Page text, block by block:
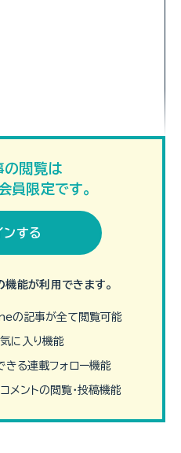
業でFPとして活動する人が増え
志向の高まりなどで、FPが活躍
。副業としてFPを始める…（続き
の閲覧は
員限定です。
ンする
機能が利用できます。
記事が全て閲覧可能
に入り機能
きる連載フォロー機能
メントの閲覧・投稿機能